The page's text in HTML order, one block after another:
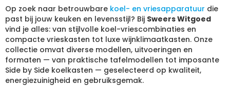
Op zoek naar betrouwbare koel- en vriesapparatuur die
past bij jouw keuken en levensstijl? Bij Sweers Witgoed
vind je alles: van stijlvolle koel-vriescombinaties en
compacte vrieskasten tot luxe wijnklimaatkasten. Onze
collectie omvat diverse modellen, uitvoeringen en
formaten — van praktische tafelmodellen tot imposante
Side by Side koelkasten — geselecteerd op kwaliteit,
energiezuinigheid en gebruiksgemak.